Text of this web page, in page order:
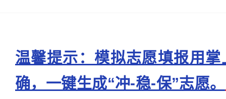
温馨提示：模拟志愿填报用
确，一键生成“冲-稳-保”志愿。